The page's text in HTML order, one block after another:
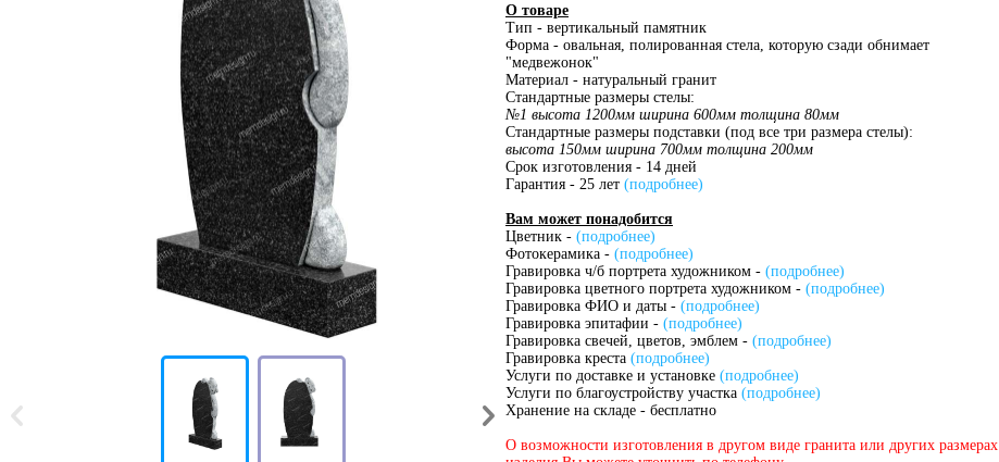
О товаре
Тип - вертикальный памятник
Форма - овальная, полированная стела, которую сзади обнимает
"медвежонок"
Материал - натуральный гранит
Стандартные размеры стелы:
№1 высота 1200мм ширина 600мм толщина 80мм
Стандартные размеры подставки (под все три размера стелы):
высота 150мм ширина 700мм толщина 200мм
Срок изготовления - 14 дней
Гарантия - 25 лет (подробнее)
Вам может понадобится
Цветник - (подробнее)
Фотокерамика - (подробнее)
Гравировка ч/б портрета художником - (подробнее)
Гравировка цветного портрета художником - (подробнее)
Гравировка ФИО и даты - (подробнее)
Гравировка эпитафии - (подробнее)
Гравировка свечей, цветов, эмблем - (подробнее)
Гравировка креста (подробнее)
Услуги по доставке и установке (подробнее)
Услуги по благоустройству участка (подробнее)
Хранение на складе - бесплатно
О возможности изготовления в другом виде гранита или других размерах